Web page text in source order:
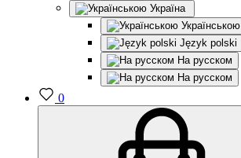
Україна
Українською
Język polski
На русском
На русском
0